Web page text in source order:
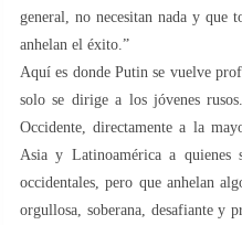
general, no necesitan nada y que
anhelan el éxito.”
Aquí es donde Putin se vuelve
solo se dirige a los jóvenes
Occidente, directamente a la
Asia y Latinoamérica a quienes
occidentales, pero que anhelan
orgullosa, soberana, desafiante y